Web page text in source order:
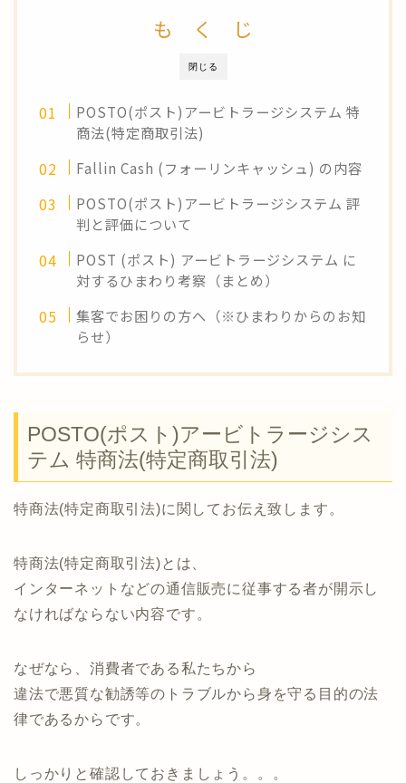
閉じる
も く じ
POSTO(ポスト)アービトラージシステム 特
商法(特定商取引法)
Fallin Cash (フォーリンキャッシュ) の内容
POSTO(ポスト)アービトラージシステム 評
判と評価について
POST (ポスト) アービトラージシステム に
対するひまわり考察（まとめ）
集客でお困りの方へ（※ひまわりからのお知
らせ）
POSTO(ポスト)アービトラージシス
テム 特商法(特定商取引法)
特商法(特定商取引法)に関してお伝え致します。
特商法(特定商取引法)とは、
インターネットなどの通信販売に従事する者が開示し
なければならない内容です。
なぜなら、消費者である私たちから
違法で悪質な勧誘等のトラブルから身を守る目的の法
律であるからです。
しっかりと確認しておきましょう。。。